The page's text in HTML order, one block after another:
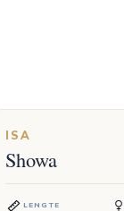
ISA
Showa
LENGTE